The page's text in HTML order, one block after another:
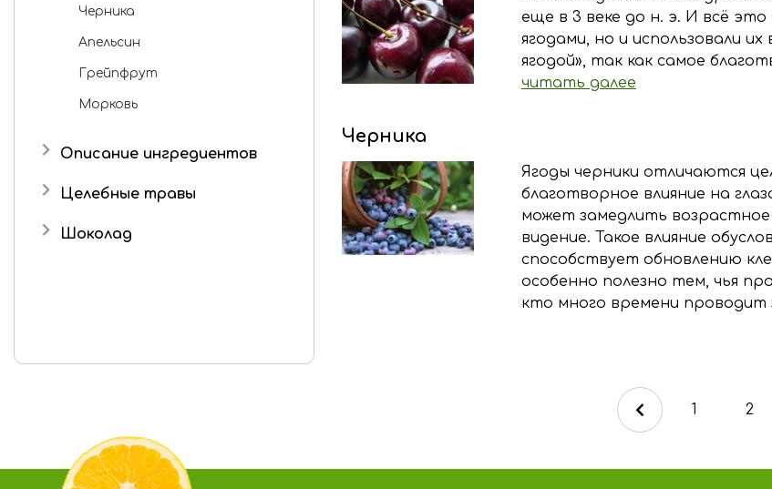
Черника
Апельсин
Грейпфрут
Морковь
Описание ингредиентов
Изомальт (E953)
Целебные травы
Зверобой
Чабрец
Шоколад
еще в 3 веке до н. э. И всё
ягодами, но и использовали
ягодой», так как самое
читать далее
Черника
Ягоды черники отличаются
благотворное влияние на
может замедлить
видение. Такое влияние
способствует обновлению
особенно полезно тем, чья
кто много времени проводит
1 2